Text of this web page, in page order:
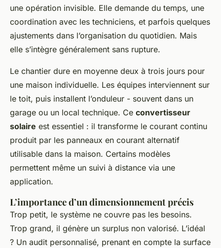
une opération invisible. Elle demande du temps, une
coordination avec les techniciens, et parfois quelques
ajustements dans l’organisation du quotidien. Mais
elle s’intègre généralement sans rupture.
Le chantier dure en moyenne deux à trois jours pour
une maison individuelle. Les équipes interviennent sur
le toit, puis installent l’onduleur - souvent dans un
garage ou un local technique. Ce convertisseur
solaire est essentiel : il transforme le courant continu
produit par les panneaux en courant alternatif
utilisable dans la maison. Certains modèles
permettent même un suivi à distance via une
application.
L’importance d’un dimensionnement précis
Trop petit, le système ne couvre pas les besoins.
Trop grand, il génère un surplus non valorisé. L’idéal
? Un audit personnalisé, prenant en compte la surface